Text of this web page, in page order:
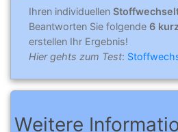
Ihren individuellen
Beantworten Sie folgende 6
erstellen Ihr Ergebnis!
Hier gehts zum Test:
Weitere